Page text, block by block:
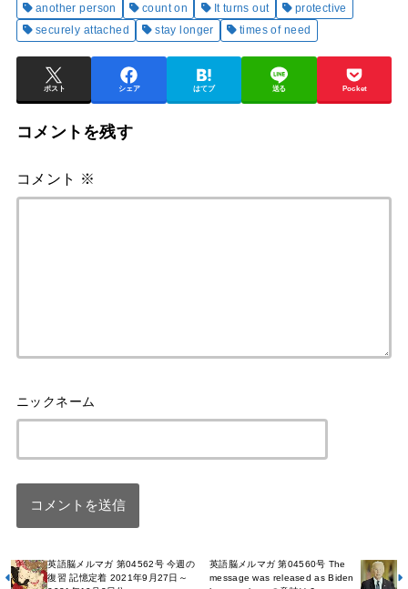
another person count on It turns out
protective
securely attached
stay longer times of need
ポスト シェア はてブ 送る Pocket
コメントを残す
コメント ※
英語脳メルマガ 第04562号 今週の
復習 記憶定着 2021年9月27日～
英語脳メルマガ 第04560号 The
message was released as Biden